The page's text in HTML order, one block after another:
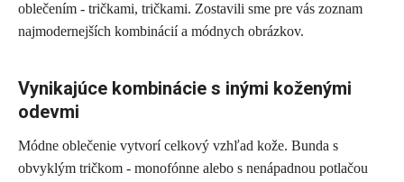
oblečením - tričkami, tričkami. Zostavili sme pre vás zoznam
najmodernejších kombinácií a módnych obrázkov.
Vynikajúce kombinácie s inými koženými
odevmi
Módne oblečenie vytvorí celkový vzhľad kože. Bunda s
obvyklým tričkom - monofónne alebo s nenápadnou potlačou